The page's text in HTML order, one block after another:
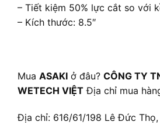
– Tiết kiệm 50% lực cắt so với
– Kích thước: 8.5″
Mua ASAKI ở đâu? CÔNG TY
WETECH VIỆT Địa chỉ mua
Địa chỉ: 616/61/198 Lê Đức